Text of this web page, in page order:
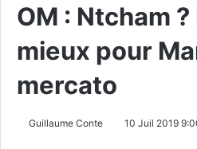
OM : Ntcham
mieux pour
mercato
Guillaume Conte 10 Juil 2019